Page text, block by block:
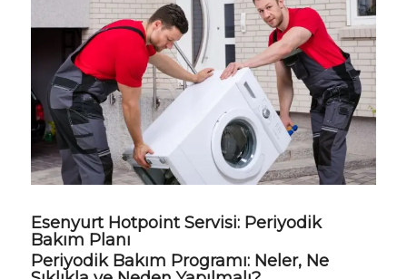
Esenyurt Hotpoint Servisi: Periyodik
Bakım Planı
Periyodik Bakım Programı: Neler, Ne